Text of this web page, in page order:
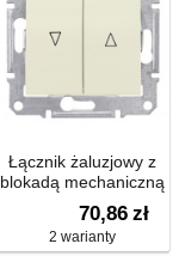
Łącznik żaluzjowy z
blokadą mechaniczną
70,86 zł
2 warianty